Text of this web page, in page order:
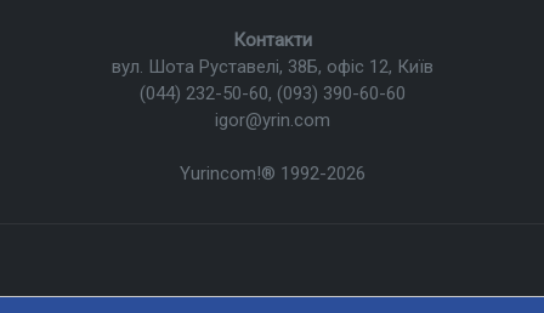
Yurincom!® 1992-2026
Контакти
вул. Шота Руставелі, 38Б, офіс 12, Київ
(044) 232-50-60, (093) 390-60-60
igor@yrin.com